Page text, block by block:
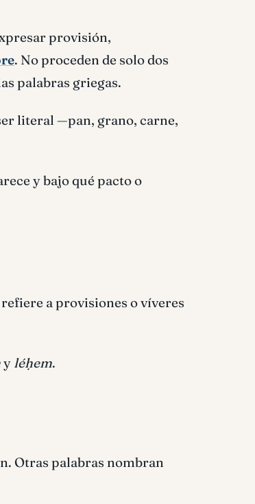
provisión,
. No proceden de solo dos
palabras griegas.
literal —pan, grano, carne,
y bajo qué pacto o
refiere a provisiones o víveres
y léḥem.
Otras palabras nombran